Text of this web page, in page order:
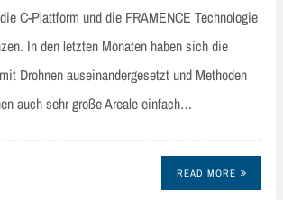
C-Plattform und die FRAMENCE Technologie
In den letzten Monaten haben sich die
Drohnen auseinandergesetzt und Methoden
auch sehr große Areale einfach…
READ MORE